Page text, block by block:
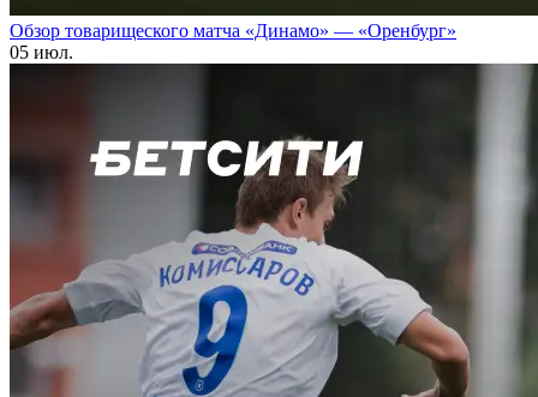
Обзор товарищеского матча «Динамо» — «Оренбург»
05 июл.